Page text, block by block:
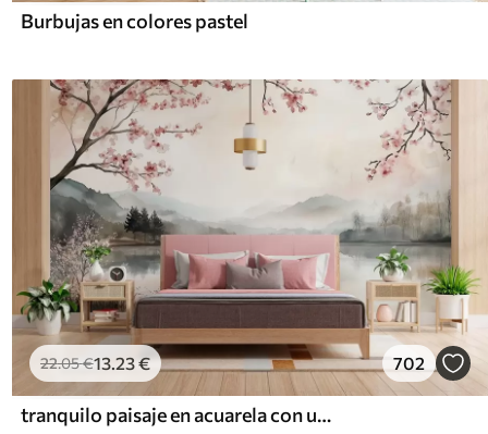
Burbujas en colores pastel
22.05€13.23€ 702
tranquilo paisaje en acuarela con un lago y un árbol en flor